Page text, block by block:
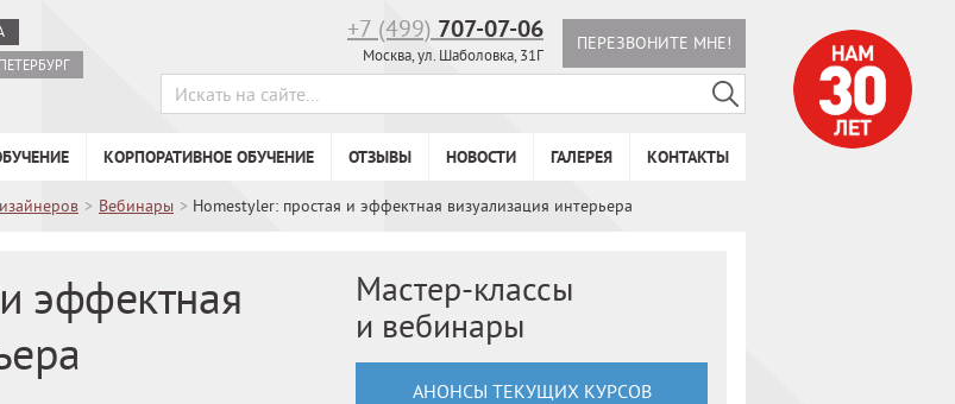
ПЕРЕЗВОНИТЕ МНЕ!
+7 (499) 707-07-06
Москва, ул. Шаболовка, 31Г
КОРПОРАТИВНОЕ ОБУЧЕНИЕ ОТЗЫВЫ НОВОСТИ ГАЛЕРЕЯ КОНТАКТЫ
> Вебинары > Homestyler: простая и эффектная визуализация интерьера
эффектная
Мастер-классы
и вебинары
АНОНСЫ ТЕКУЩИХ КУРСОВ